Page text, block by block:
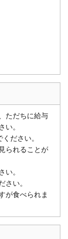
ただちに給与
い。
ださい。
られることが
い。
さい。
が食べられま